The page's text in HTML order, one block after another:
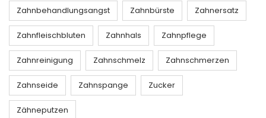
Zahnbehandlungsangst Zahnbürste Zahnersatz
Zahnfleischbluten Zahnhals Zahnpflege
Zahnreinigung Zahnschmelz Zahnschmerzen
Zahnseide Zahnspange Zucker
Zähneputzen